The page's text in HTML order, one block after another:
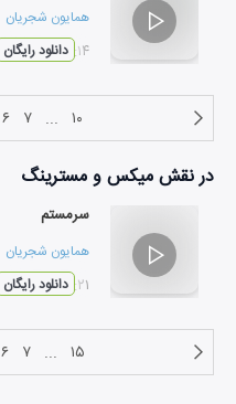
همایون شجریان
۰۳:۱۴دانلود رایگان
۶ ۷ ... ۱۰
در نقشمیکس و مسترینگ
سرمستم
همایون شجریان
۰۴:۲۱دانلود رایگان
۶ ۷ ... ۱۵